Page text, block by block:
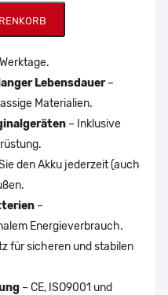
Lebensdauer–
Materialien.
– Inklusive
den Akku jederzeit (auch
–
Energieverbrauch.
für sicheren und stabilen
– CE, ISO9001 und